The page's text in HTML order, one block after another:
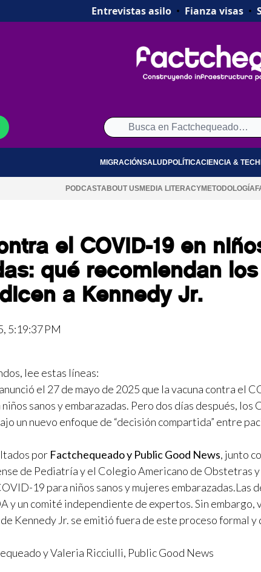
Entrevistas asilo• Fianza visas•
MIGRACIÓNSALUDPOLÍTICACIENCIA & TECH
PODCASTABOUT USMEDIA LITERACYMETODOLOGÍA
el COVID-19 en
qué recomiendan
a Kennedy Jr.
5:19:37 PM
lee estas líneas:
el 27 de mayo de 2025 que la vacuna contra el
sanos y embarazadas. Pero dos días después,
un nuevo enfoque de “decisión compartida” entre
por Factchequeado y Public Good News, junto
de Pediatría y el Colegio Americano de Obstetras
19 para niños sanos y mujeres embarazadas.Las
y un comité independiente de expertos. Sin
Kennedy Jr. se emitió fuera de este proceso formal
y Valeria Ricciulli, Public Good News